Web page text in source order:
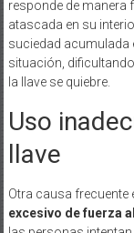
responde de manera
atascada en su
suciedad acumulada
situación,
la llave se quiebre.
Uso
llave
Otra causa frecuente
excesivo de fuerza